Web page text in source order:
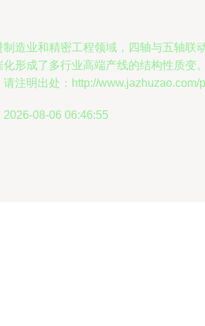
制造业和精密工程领域，四轴与五轴联
形成了多行业高端产线的结构性质变。
注明出处：http://www.jazhuzao.com/
2026-08-06 06:46:55